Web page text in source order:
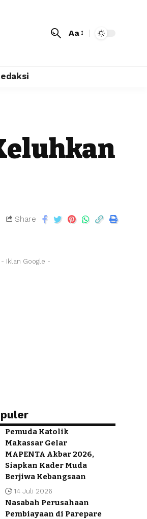
Aa
Share
- Iklan Google -
Pemuda Katolik
Makassar Gelar
MAPENTA Akbar 2026,
Siapkan Kader Muda
Berjiwa Kebangsaan
14 Juli 2026
Nasabah Perusahaan
Pembiayaan di Parepare